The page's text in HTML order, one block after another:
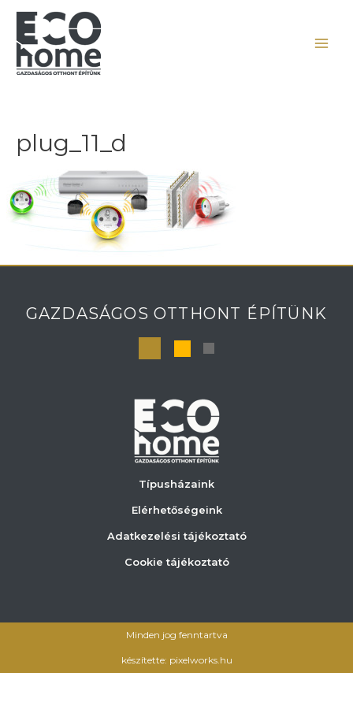
plug_11_d
GAZDASÁGOS OTTHONT ÉPÍTÜNK
Típusházaink
Elérhetőségeink
Adatkezelési tájékoztató
Cookie tájékoztató
Minden jog fenntartva
készítette: pixelworks.hu